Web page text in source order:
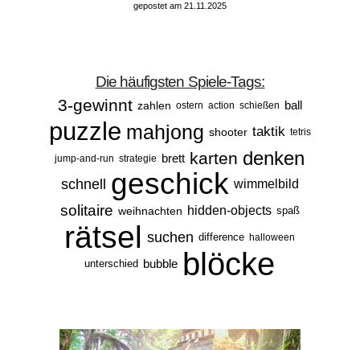
gepostet am 21.11.2025
Die häufigsten Spiele-Tags:
3-gewinnt zahlen ostern action schießen ball
puzzle mahjong shooter taktik tetris
jump-and-run strategie brett karten denken
schnell geschick wimmelbild
solitaire weihnachten hidden-objects spaß
rätsel suchen difference halloween
unterschied bubble blöcke